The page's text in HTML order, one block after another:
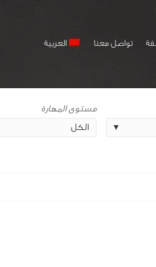
تواصل معنا العربية
مستوى المهارة